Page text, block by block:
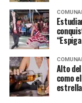
Alto
como